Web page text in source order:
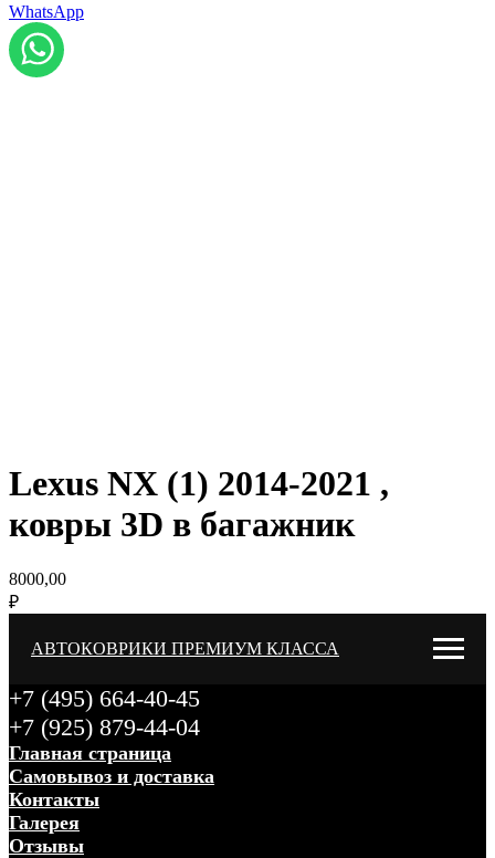
WhatsApp
Lexus NX (1) 2014-2021 ,
ковры 3D в багажник
8000,00
₽
АВТОКОВРИКИ ПРЕМИУМ КЛАССА
+7 (495) 664-40-45
+7 (925) 879-44-04
Главная страница
Самовывоз и доставка
Контакты
Галерея
Отзывы